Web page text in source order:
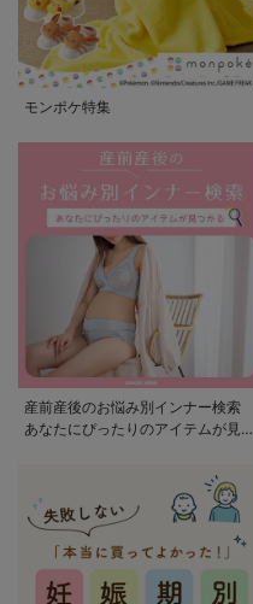
モンポケ特集
産前産後のお悩み別インナー検索
あなたにぴったりのアイテムが見つ